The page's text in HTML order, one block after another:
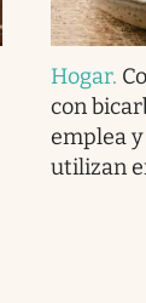
Hogar.
con
emplea
utilizan